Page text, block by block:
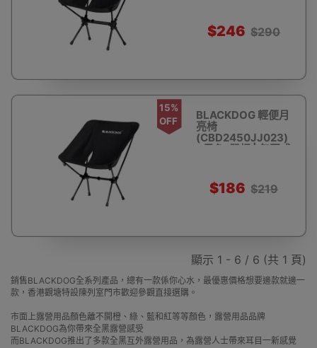
$246 $290
15%
OFF
BLACKDOG 輕便月
亮椅
(CBD2450JJ023)
- 黑色-單桿 | 包圍式
$186 $219
顯示 1 - 6 / 6 (共 1 頁)
銷售BLACKDOG全系列產品，總有一款係你心水，最優惠價格想要邊款就邊一
款，香港觀塘特設陳列室門市歡迎參觀直接選購。
市面上露營用品顏色離不開橙、綠、藍和紅等等顏色，露營用品品牌
BLACKDOG為你帶來全黑露營感受
而BLACKDOG推出了多款全黑互外露營用品，為露營人士帶來耳目一新感覺